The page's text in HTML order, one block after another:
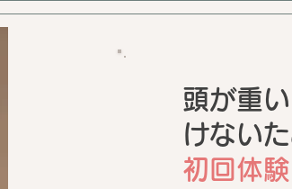
レイキヒーリング後に心に響
く1枚カードリーディング｜
頭が重
けないた
初回体